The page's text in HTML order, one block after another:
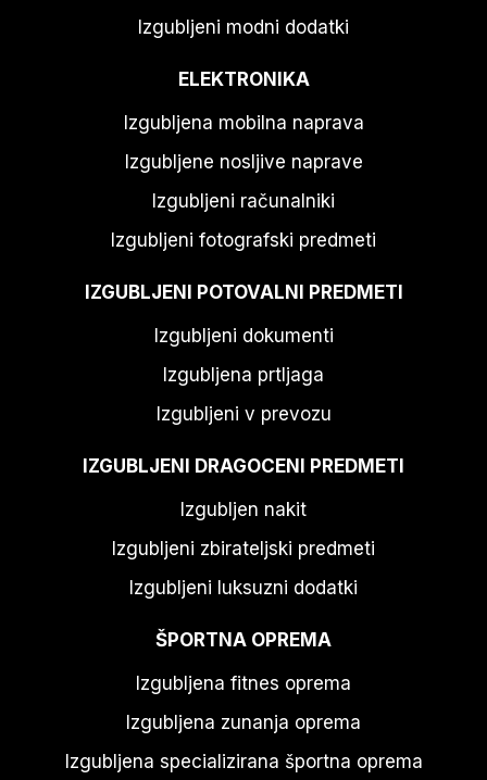
Izgubljeni modni dodatki
ELEKTRONIKA
Izgubljena mobilna naprava
Izgubljene nosljive naprave
Izgubljeni računalniki
Izgubljeni fotografski predmeti
IZGUBLJENI POTOVALNI PREDMETI
Izgubljeni dokumenti
Izgubljena prtljaga
Izgubljeni v prevozu
IZGUBLJENI DRAGOCENI PREDMETI
Izgubljen nakit
Izgubljeni zbirateljski predmeti
Izgubljeni luksuzni dodatki
ŠPORTNA OPREMA
Izgubljena fitnes oprema
Izgubljena zunanja oprema
Izgubljena specializirana športna oprema